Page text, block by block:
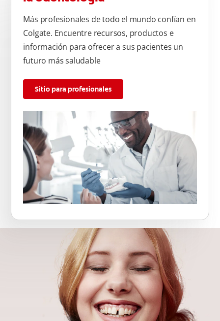
Más profesionales de todo el mundo confían en
Colgate. Encuentre recursos, productos e
información para ofrecer a sus pacientes un
futuro más saludable
Sitio para profesionales